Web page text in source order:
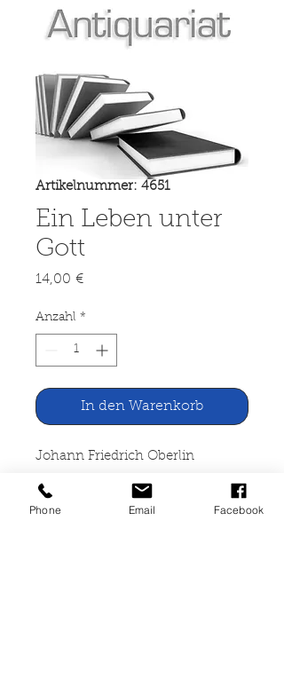
Artikelnummer: 4651
Ein Leben unter
Gott
14,00 €Preis
Anzahl *
In den Warenkorb
Johann Friedrich Oberlin
Ein Leben unter Gott
Phone Email Facebook